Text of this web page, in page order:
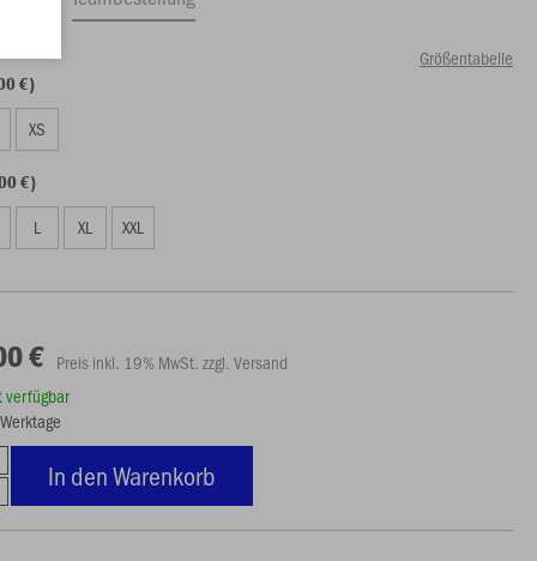
Größentabelle
€)
XS
€)
L XL XXL
€ Preis inkl. 19% MwSt. zzgl. Versand
verfügbar
In den Warenkorb